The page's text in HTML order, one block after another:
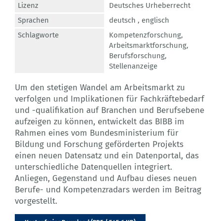
Lizenz
Deutsches Urheberrecht
Sprachen
deutsch , englisch
Schlagworte
Kompetenzforschung,
Arbeitsmarktforschung,
Berufsforschung,
Stellenanzeige
Um den stetigen Wandel am Arbeitsmarkt zu
verfolgen und Implikationen für Fachkräftebedarf
und -qualifikation auf Branchen und Berufsebene
aufzeigen zu können, entwickelt das BIBB im
Rahmen eines vom Bundesministerium für
Bildung und Forschung geförderten Projekts
einen neuen Datensatz und ein Datenportal, das
unterschiedliche Datenquellen integriert.
Anliegen, Gegenstand und Aufbau dieses neuen
Berufe- und Kompetenzradars werden im Beitrag
vorgestellt.